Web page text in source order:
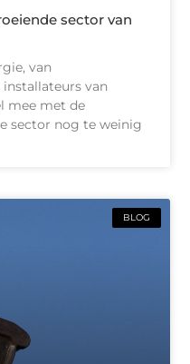
sector van
van
van
mee met de
sector nog te weinig
BLOG